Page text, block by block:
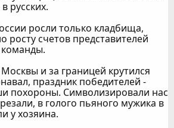
русских.
росли только кладбища,
росту счетов представителей
и за границей крутился
праздник победителей -
похороны. Символизировали нас
в голого пьяного мужика в
у хозяина.